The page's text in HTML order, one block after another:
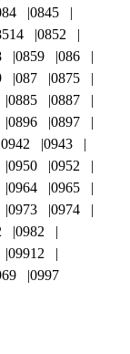
0845
0852
0859
086
087
0875
0885
0887
0896
0897
0942
0943
0950
0952
0964
0965
0973
0974
0982
09912
0997